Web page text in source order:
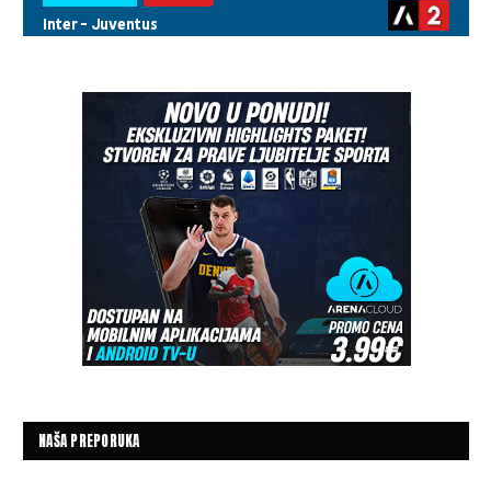
NAŠA PREPORUKA